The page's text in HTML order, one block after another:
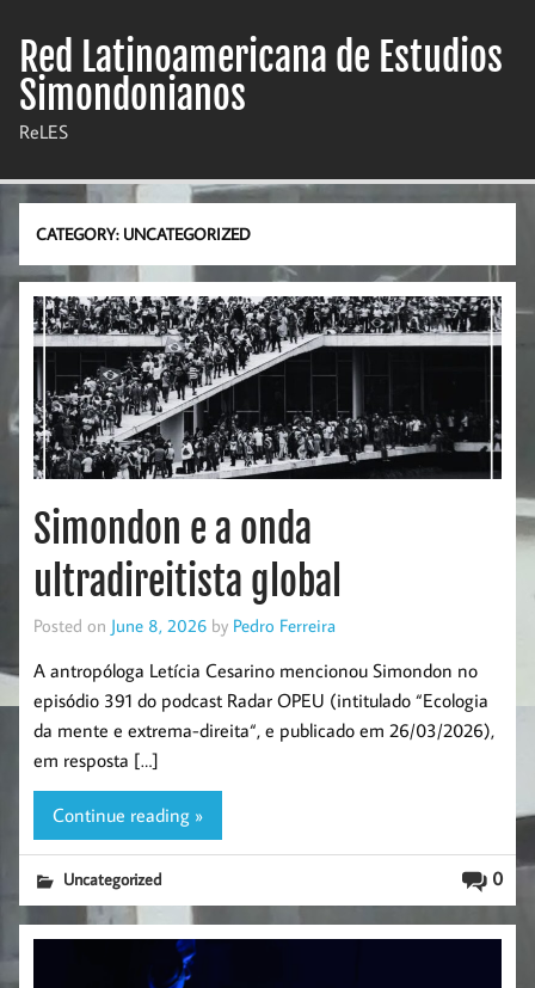
content
Red Latinoamericana de Estudios
Simondonianos
ReLES
CATEGORY: UNCATEGORIZED
Simondon e a onda
ultradireitista global
Posted on June 8, 2026 by Pedro Ferreira
A antropóloga Letícia Cesarino mencionou Simondon no
episódio 391 do podcast Radar OPEU (intitulado “Ecologia
da mente e extrema-direita“, e publicado em 26/03/2026),
em resposta […]
Continue reading »
0
Uncategorized